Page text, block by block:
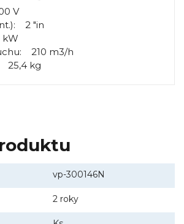
V
2 "in
210 m3/h
kg
vp-300146N
2 roky